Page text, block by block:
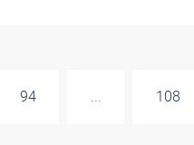
94 ... 108